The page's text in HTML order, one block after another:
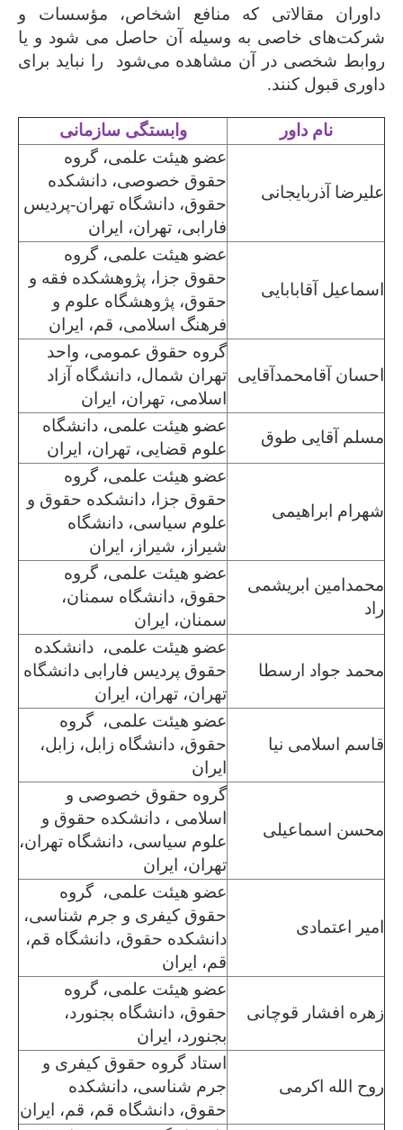
داوران مقالاتی که منافع اشخاص، مؤسسات و
شرکت‌های خاصی به وسیله آن حاصل می شود و یا
روابط شخصی در آن مشاهده می‌شود را نباید برای
داوری قبول کنند.
نام داور وابستگی سازمانی
علیرضا آذربایجانی
عضو هیئت علمی، گروه
حقوق خصوصی، دانشکده
حقوق، دانشگاه تهران-پردیس
فارابی، تهران، ایران
اسماعیل آقابابایی
عضو هیئت علمی، گروه
حقوق جزا، پژوهشکده فقه و
حقوق، پژوهشگاه علوم و
فرهنگ اسلامی، قم، ایران
احسان آقامحمدآقایی
گروه حقوق عمومی، واحد
تهران شمال، دانشگاه آزاد
اسلامی، تهران، ایران
مسلم آقایی طوق
عضو هیئت علمی، دانشگاه
علوم قضایی، تهران، ایران
شهرام ابراهیمی
عضو هیئت علمی، گروه
حقوق جزا، دانشکده حقوق و
علوم سیاسی، دانشگاه
شیراز، شیراز، ایران
محمدامین ابریشمی
راد
عضو هیئت علمی، گروه
حقوق، دانشگاه سمنان،
سمنان، ایران
محمد جواد ارسطا
عضو هیئت علمی، دانشکده
حقوق پردیس فارابی دانشگاه
تهران، تهران، ایران
قاسم اسلامی نیا
عضو هیئت علمی، گروه
حقوق، دانشگاه زابل، زابل،
ایران
محسن اسماعیلی
گروه حقوق خصوصی و
اسلامی ، دانشکده حقوق و
علوم سیاسی، دانشگاه تهران،
تهران، ایران
امیر اعتمادی
عضو هیئت علمی، گروه
حقوق کیفری و جرم شناسی،
دانشکده حقوق، دانشگاه قم،
قم، ایران
زهره افشار قوچانی
عضو هیئت علمی، گروه
حقوق، دانشگاه بجنورد،
بجنورد، ایران
روح الله اکرمی
استاد گروه حقوق کیفری و
جرم شناسی، دانشکده
حقوق، دانشگاه قم، قم، ایران